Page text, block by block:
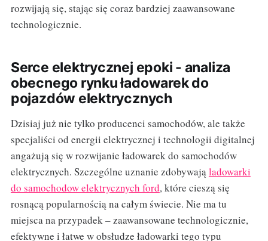
rozwijają się, stając się coraz bardziej zaawansowane
technologicznie.
Serce elektrycznej epoki - analiza
obecnego rynku ładowarek do
pojazdów elektrycznych
Dzisiaj już nie tylko producenci samochodów, ale także
specjaliści od energii elektrycznej i technologii digitalnej
angażują się w rozwijanie ładowarek do samochodów
elektrycznych. Szczególne uznanie zdobywająladowarki
do samochodow elektrycznych ford, które cieszą się
rosnącą popularnością na całym świecie. Nie ma tu
miejsca na przypadek – zaawansowane technologicznie,
efektywne i łatwe w obsłudze ładowarki tego typu